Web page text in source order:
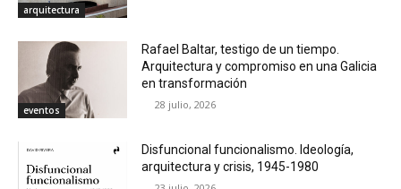
arquitectura
eventos
Rafael Baltar, testigo de un tiempo.
Arquitectura y compromiso en una Galicia
en transformación
28 julio, 2026
Disfuncional funcionalismo. Ideología,
arquitectura y crisis, 1945-1980